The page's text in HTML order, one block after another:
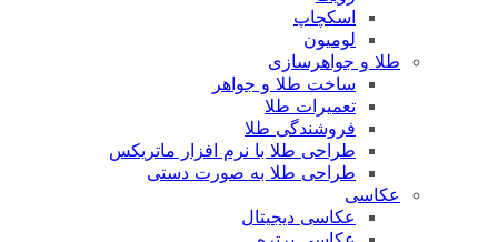
اسکچاپ
لومیون
طلا و جواهرسازی
ساخت طلا و جواهر
تعمیرات طلا
فروشندگی طلا
طراحی طلا با نرم افزار ماتریکس
طراحی طلا به صورت دستی
عکاسی
عکاسی دیجیتال